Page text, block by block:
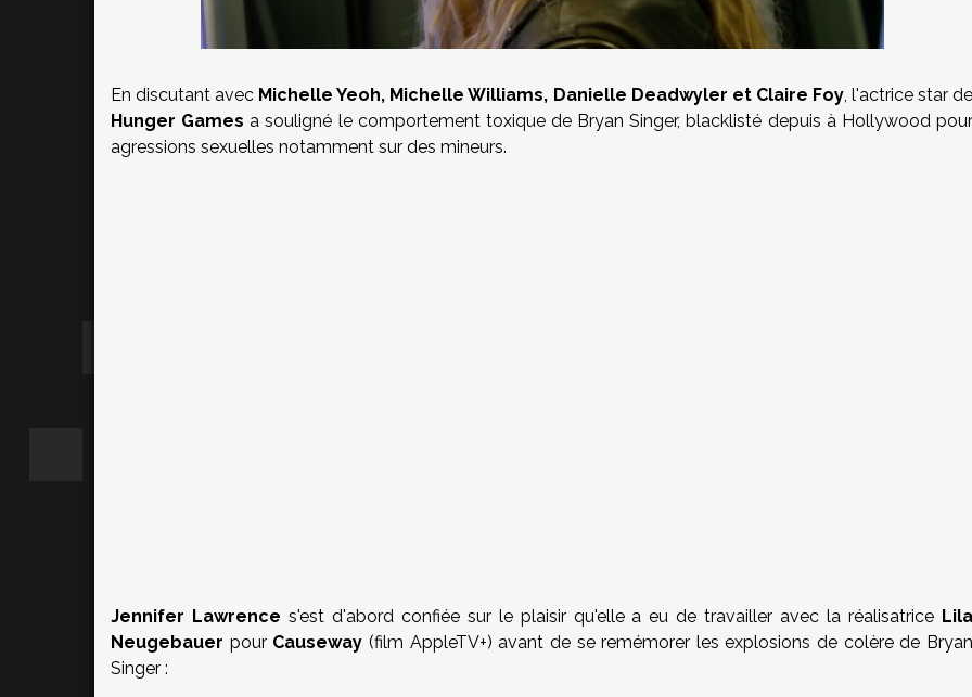
En discutant avec Michelle Yeoh, Michelle Williams, Danielle Deadwyler et Claire Foy, l'actrice star de
Hunger Games a souligné le comportement toxique de Bryan Singer, blacklisté depuis à Hollywood pour
agressions sexuelles notamment sur des mineurs.
Jennifer Lawrence s'est d'abord confiée sur le plaisir qu'elle a eu de travailler avec la réalisatrice Lila
Neugebauer pour Causeway (film AppleTV+) avant de se remémorer les explosions de colère de Bryan
Singer :